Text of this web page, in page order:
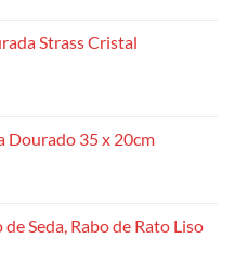
Strass Cristal
Dourado 35 x 20cm
Seda, Rabo de Rato Liso